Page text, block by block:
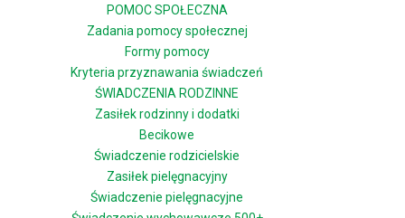
POMOC SPOŁECZNA
Zadania pomocy społecznej
Formy pomocy
Kryteria przyznawania świadczeń
ŚWIADCZENIA RODZINNE
Zasiłek rodzinny i dodatki
Becikowe
Świadczenie rodzicielskie
Zasiłek pielęgnacyjny
Świadczenie pielęgnacyjne